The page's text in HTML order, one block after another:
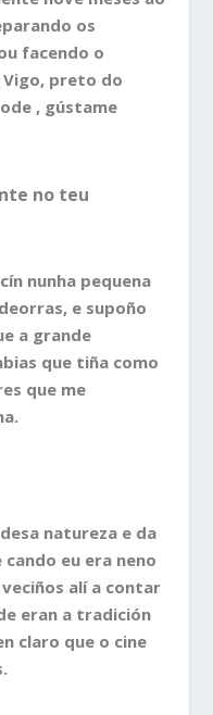
os
facendo o
Vigo, preto do
, gústame
no teu
nunha pequena
e supoño
a grande
que tiña como
que me
natureza e da
eu era neno
alí a contar
eran a tradición
claro que o cine